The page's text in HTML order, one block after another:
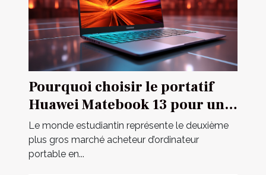
Pourquoi choisir le portatif
Huawei Matebook 13 pour un
étudiant ?
Le monde estudiantin représente le deuxième
plus gros marché acheteur d’ordinateur
portable en...